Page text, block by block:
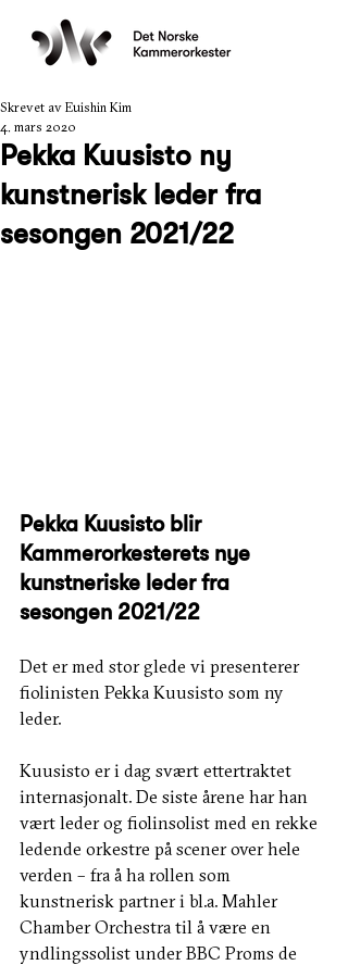
Pekka Kuusisto ny
kunstnerisk leder fra
sesongen 2021/22
Skrevet av Euishin Kim
4. mars 2020
Pekka Kuusisto blir
Kammerorkesterets nye
kunstneriske leder fra
sesongen 2021/22
Det er med stor glede vi presenterer
fiolinisten Pekka Kuusisto som ny
leder.
Kuusisto er i dag svært ettertraktet
internasjonalt. De siste årene har han
vært leder og fiolinsolist med en rekke
ledende orkestre på scener over hele
verden – fra å ha rollen som
kunstnerisk partner i bl.a. Mahler
Chamber Orchestra til å være en
yndlingssolist under BBC Proms de